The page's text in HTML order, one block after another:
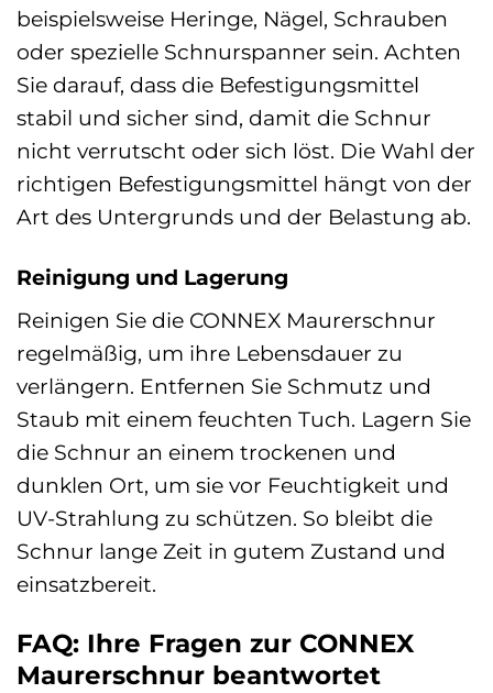
beispielsweise Heringe, Nägel, Schrauben
oder spezielle Schnurspanner sein. Achten
Sie darauf, dass die Befestigungsmittel
stabil und sicher sind, damit die Schnur
nicht verrutscht oder sich löst. Die Wahl der
richtigen Befestigungsmittel hängt von der
Art des Untergrunds und der Belastung ab.
Reinigung und Lagerung
Reinigen Sie die CONNEX Maurerschnur
regelmäßig, um ihre Lebensdauer zu
verlängern. Entfernen Sie Schmutz und
Staub mit einem feuchten Tuch. Lagern Sie
die Schnur an einem trockenen und
dunklen Ort, um sie vor Feuchtigkeit und
UV-Strahlung zu schützen. So bleibt die
Schnur lange Zeit in gutem Zustand und
einsatzbereit.
FAQ: Ihre Fragen zur CONNEX
Maurerschnur beantwortet